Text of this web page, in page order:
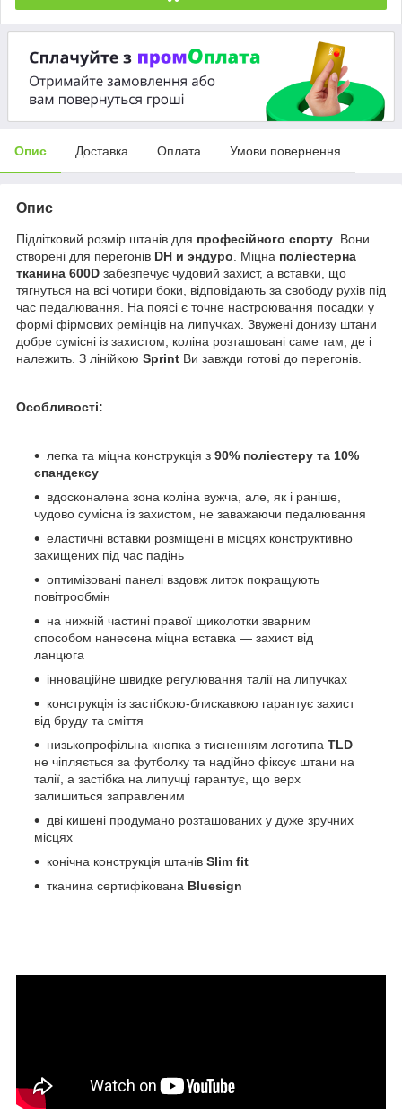
Опис Доставка Оплата Умови повернення
Опис
Підлітковий розмір штанів для професійного спорту. Вони
створені для перегонів DH и эндуро. Міцна поліестерна
тканина 600D забезпечує чудовий захист, а вставки, що
тягнуться на всі чотири боки, відповідають за свободу рухів під
час педалювання. На поясі є точне настроювання посадки у
формі фірмових ремінців на липучках. Звужені донизу штани
добре сумісні із захистом, коліна розташовані саме там, де і
належить. З лінійкою Sprint Ви завжди готові до перегонів.
Особливості:
легка та міцна конструкція з 90% поліестеру та 10%
спандексу
вдосконалена зона коліна вужча, але, як і раніше,
чудово сумісна із захистом, не заважаючи педалювання
еластичні вставки розміщені в місцях конструктивно
захищених під час падінь
оптимізовані панелі вздовж литок покращують
повітрообмін
на нижній частині правої щиколотки зварним
способом нанесена міцна вставка — захист від
ланцюга
інноваційне швидке регулювання талії на липучках
конструкція із застібкою-блискавкою гарантує захист
від бруду та сміття
низькопрофільна кнопка з тисненням логотипа TLD
не чіпляється за футболку та надійно фіксує штани на
талії, а застібка на липучці гарантує, що верх
залишиться заправленим
дві кишені продумано розташованих у дуже зручних
місцях
конічна конструкція штанів Slim fit
тканина сертифікована Bluesign